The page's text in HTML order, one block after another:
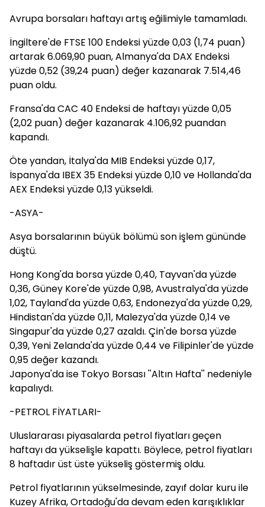
Avrupa borsaları haftayı artış eğilimiyle tamamladı.
İngiltere'de FTSE 100 Endeksi yüzde 0,03 (1,74 puan)
artarak 6.069,90 puan, Almanya'da DAX Endeksi
yüzde 0,52 (39,24 puan) değer kazanarak 7.514,46
puan oldu.
Fransa'da CAC 40 Endeksi de haftayı yüzde 0,05
(2,02 puan) değer kazanarak 4.106,92 puandan
kapandı.
Öte yandan, İtalya'da MIB Endeksi yüzde 0,17,
İspanya'da IBEX 35 Endeksi yüzde 0,10 ve Hollanda'da
AEX Endeksi yüzde 0,13 yükseldi.
-ASYA-
Asya borsalarının büyük bölümü son işlem gününde
düştü.
Hong Kong'da borsa yüzde 0,40, Tayvan'da yüzde
0,36, Güney Kore'de yüzde 0,98, Avustralya'da yüzde
1,02, Tayland'da yüzde 0,63, Endonezya'da yüzde 0,29,
Hindistan'da yüzde 0,11, Malezya'da yüzde 0,14 ve
Singapur'da yüzde 0,27 azaldı. Çin'de borsa yüzde
0,39, Yeni Zelanda'da yüzde 0,44 ve Filipinler'de yüzde
0,95 değer kazandı.
Japonya'da ise Tokyo Borsası ''Altın Hafta'' nedeniyle
kapalıydı.
-PETROL FİYATLARI-
Uluslararası piyasalarda petrol fiyatları geçen
haftayı da yükselişle kapattı. Böylece, petrol fiyatları
8 haftadır üst üste yükseliş göstermiş oldu.
Petrol fiyatlarının yükselmesinde, zayıf dolar kuru ile
Kuzey Afrika, Ortadoğu'da devam eden karışıklıklar